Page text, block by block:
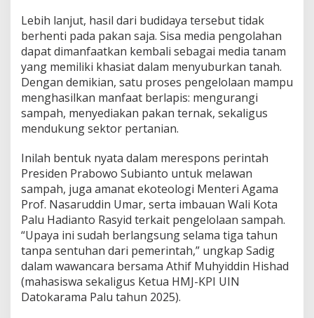
Lebih lanjut, hasil dari budidaya tersebut tidak
berhenti pada pakan saja. Sisa media pengolahan
dapat dimanfaatkan kembali sebagai media tanam
yang memiliki khasiat dalam menyuburkan tanah.
Dengan demikian, satu proses pengelolaan mampu
menghasilkan manfaat berlapis: mengurangi
sampah, menyediakan pakan ternak, sekaligus
mendukung sektor pertanian.
Inilah bentuk nyata dalam merespons perintah
Presiden Prabowo Subianto untuk melawan
sampah, juga amanat ekoteologi Menteri Agama
Prof. Nasaruddin Umar, serta imbauan Wali Kota
Palu Hadianto Rasyid terkait pengelolaan sampah.
“Upaya ini sudah berlangsung selama tiga tahun
tanpa sentuhan dari pemerintah,” ungkap Sadig
dalam wawancara bersama Athif Muhyiddin Hishad
(mahasiswa sekaligus Ketua HMJ-KPI UIN
Datokarama Palu tahun 2025).